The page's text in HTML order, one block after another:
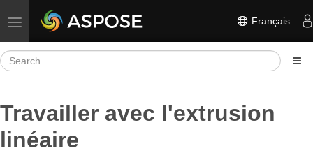
Toggle navigation Français
Travailler avec l'extrusion
linéaire